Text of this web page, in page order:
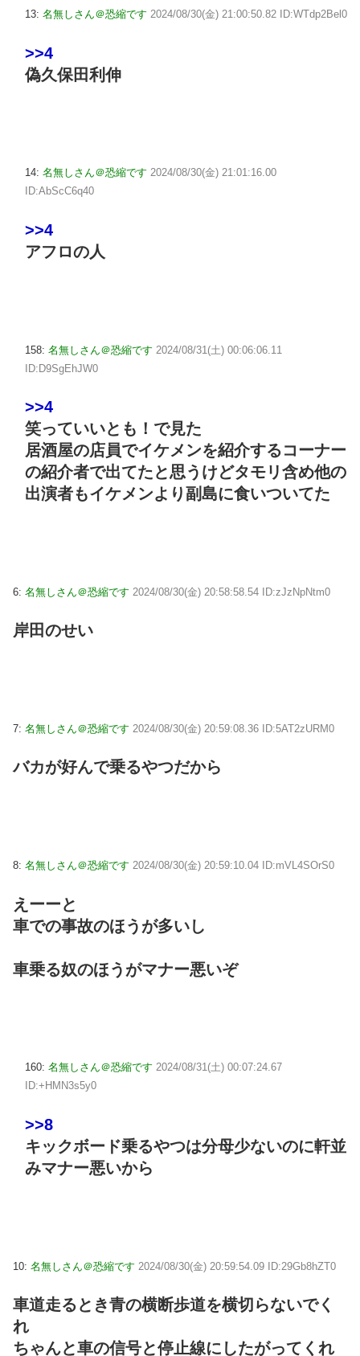
13: 名無しさん＠恐縮です 2024/08/30(金) 21:00:50.82 ID:WTdp2Bel0
>>4
偽久保田利伸
14: 名無しさん＠恐縮です 2024/08/30(金) 21:01:16.00
ID:AbScC6q40
>>4
アフロの人
158: 名無しさん＠恐縮です 2024/08/31(土) 00:06:06.11
ID:D9SgEhJW0
>>4
笑っていいとも！で見た
居酒屋の店員でイケメンを紹介するコーナー
の紹介者で出てたと思うけどタモリ含め他の
出演者もイケメンより副島に食いついてた
6: 名無しさん＠恐縮です 2024/08/30(金) 20:58:58.54 ID:zJzNpNtm0
岸田のせい
7: 名無しさん＠恐縮です 2024/08/30(金) 20:59:08.36 ID:5AT2zURM0
バカが好んで乗るやつだから
8: 名無しさん＠恐縮です 2024/08/30(金) 20:59:10.04 ID:mVL4SOrS0
えーーと
車での事故のほうが多いし
車乗る奴のほうがマナー悪いぞ
160: 名無しさん＠恐縮です 2024/08/31(土) 00:07:24.67
ID:+HMN3s5y0
>>8
キックボード乗るやつは分母少ないのに軒並
みマナー悪いから
10: 名無しさん＠恐縮です 2024/08/30(金) 20:59:54.09 ID:29Gb8hZT0
車道走るとき青の横断歩道を横切らないでく
れ
ちゃんと車の信号と停止線にしたがってくれ